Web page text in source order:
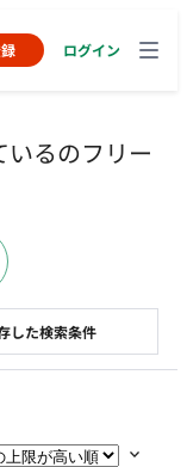
ログイン
いるのフリー
した検索条件